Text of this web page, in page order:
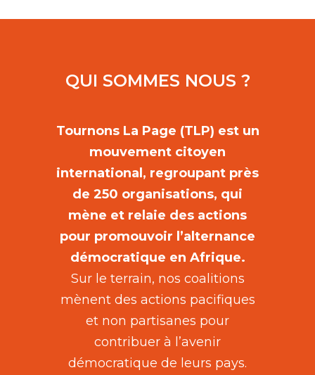
QUI SOMMES NOUS ?
Tournons La Page (TLP) est un
mouvement citoyen
international, regroupant près
de 250 organisations, qui
mène et relaie des actions
pour promouvoir l’alternance
démocratique en Afrique.
Sur le terrain, nos coalitions
mènent des actions pacifiques
et non partisanes pour
contribuer à l’avenir
démocratique de leurs pays.